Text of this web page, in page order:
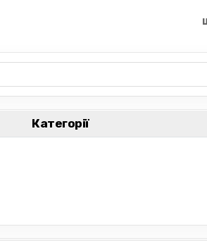
Категорії